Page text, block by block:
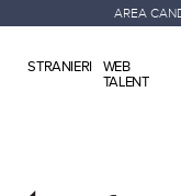
AREA
STRANIERI
WEB
TALENT